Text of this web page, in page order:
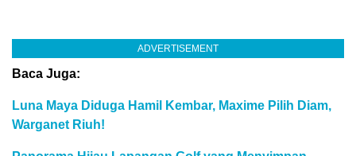
ADVERTISEMENT
Baca Juga:
Luna Maya Diduga Hamil Kembar, Maxime Pilih Diam,
Warganet Riuh!